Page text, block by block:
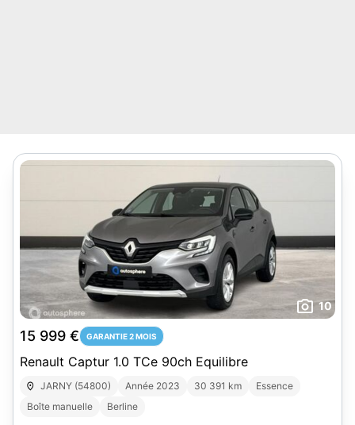
10
15 999 € GARANTIE 2 MOIS
Renault Captur 1.0 TCe 90ch Equilibre
JARNY (54800) Année 2023 30 391 km
Essence
Boîte manuelle
Berline